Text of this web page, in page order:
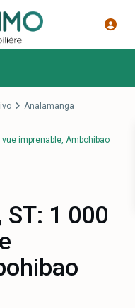
Analamanga
imprenable, Ambohibao
ST: 1 000